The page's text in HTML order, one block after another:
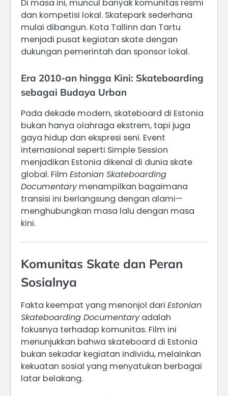
Di masa ini, muncul banyak komunitas resmi
dan kompetisi lokal. Skatepark sederhana
mulai dibangun. Kota Tallinn dan Tartu
menjadi pusat kegiatan skate dengan
dukungan pemerintah dan sponsor lokal.
Era 2010-an hingga Kini: Skateboarding
sebagai Budaya Urban
Pada dekade modern, skateboard di Estonia
bukan hanya olahraga ekstrem, tapi juga
gaya hidup dan ekspresi seni. Event
internasional seperti Simple Session
menjadikan Estonia dikenal di dunia skate
global. Film Estonian Skateboarding
Documentarymenampilkan bagaimana
transisi ini berlangsung dengan alami—
menghubungkan masa lalu dengan masa
kini.
Komunitas Skate dan Peran
Sosialnya
Fakta keempat yang menonjol dari Estonian
Skateboarding Documentaryadalah
fokusnya terhadap komunitas. Film ini
menunjukkan bahwa skateboard di Estonia
bukan sekadar kegiatan individu, melainkan
kekuatan sosial yang menyatukan berbagai
latar belakang.